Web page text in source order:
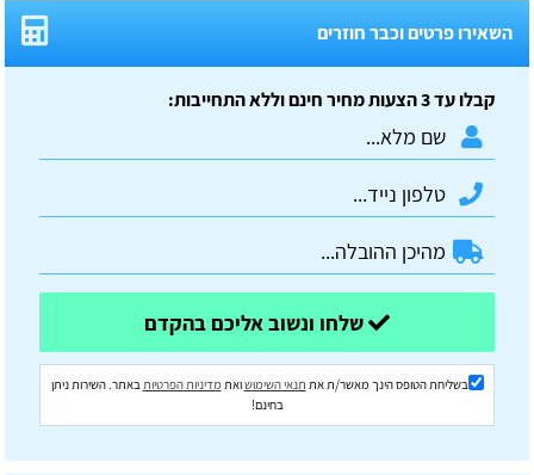
השאירו פרטים וכבר חוזרים
קבלו עד 3 הצעות מחיר חינם וללא התחייבות:
בשליחת הטופס הינך מאשר/ת את תנאי השימושואת מדיניות הפרטיותבאתר. השירות ניתן
בחינם!